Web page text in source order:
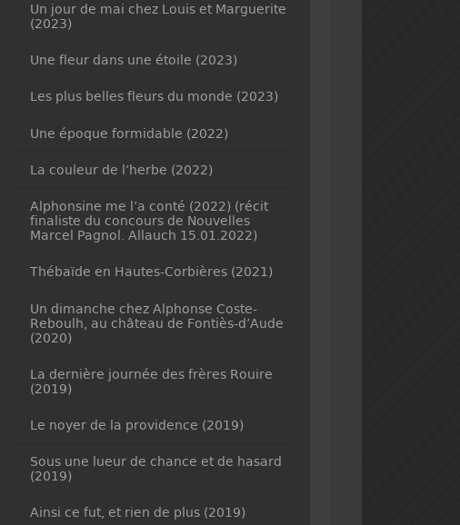
Un jour de mai chez Louis et Marguerite
(2023)
Une fleur dans une étoile (2023)
Les plus belles fleurs du monde (2023)
Une époque formidable (2022)
La couleur de l’herbe (2022)
Alphonsine me l’a conté (2022) (récit
finaliste du concours de Nouvelles
Marcel Pagnol. Allauch 15.01.2022)
Thébaïde en Hautes-Corbières (2021)
Un dimanche chez Alphonse Coste-
Reboulh, au château de Fontiès-d’Aude
(2020)
La dernière journée des frères Rouire
(2019)
Le noyer de la providence (2019)
Sous une lueur de chance et de hasard
(2019)
Ainsi ce fut, et rien de plus (2019)